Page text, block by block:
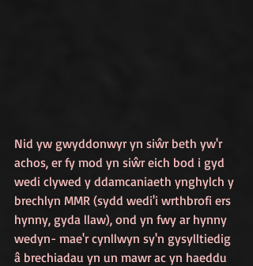
Nid yw gwyddonwyr yn siŵr beth yw'r
achos, er fy mod yn siŵr eich bod i gyd
wedi clywed y ddamcaniaeth ynghylch y
brechlyn MMR (sydd wedi'i wrthbrofi ers
hynny, gyda llaw), ond yn fwy ar hynny
wedyn- mae'r cynllwyn sy'n gysylltiedig
â brechiadau yn un mawr ac yn haeddu